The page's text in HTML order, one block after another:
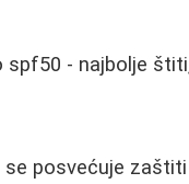
spf50 - najbolje
se posvećuje